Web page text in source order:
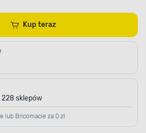
Kup teraz
228 sklepów
lub Bricomacie za 0 zł